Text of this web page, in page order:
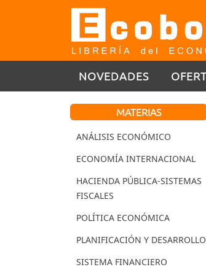
NOVEDADES
MATERIAS
ANÁLISIS ECONÓMICO
ECONOMÍA INTERNACIONAL
HACIENDA PÚBLICA-SISTEMAS
FISCALES
POLÍTICA ECONÓMICA
PLANIFICACIÓN Y DESARROLLO
SISTEMA FINANCIERO